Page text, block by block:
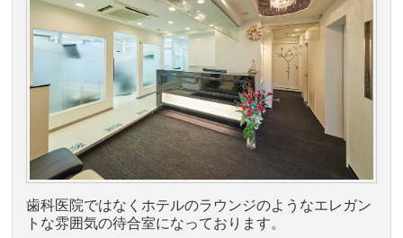
歯科医院ではなくホテルのラウンジのようなエレガン
トな雰囲気の待合室になっております。